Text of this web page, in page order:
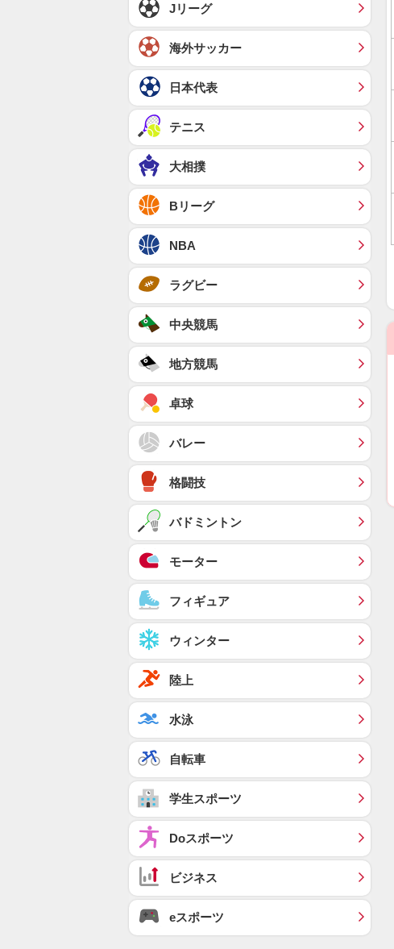
Jリーグ
海外サッカー
日本代表
テニス
大相撲
Bリーグ
NBA
ラグビー
中央競馬
地方競馬
卓球
バレー
格闘技
バドミントン
モーター
フィギュア
ウィンター
陸上
水泳
自転車
学生スポーツ
Doスポーツ
ビジネス
eスポーツ